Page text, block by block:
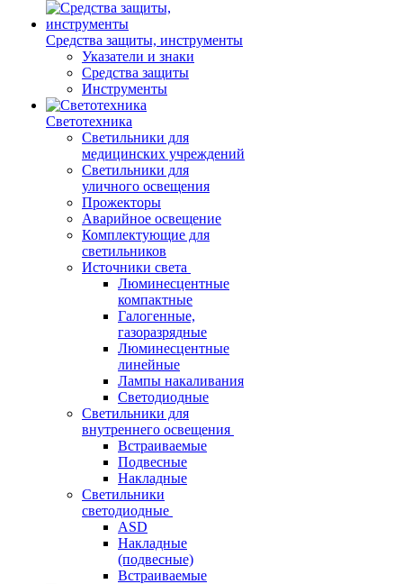
Средства защиты, инструменты
Указатели и знаки
Средства защиты
Инструменты
Светотехника
Светильники для
медицинских учреждений
Светильники для
уличного освещения
Прожекторы
Аварийное освещение
Комплектующие для
светильников
Источники света
Люминесцентные
компактные
Галогенные,
газоразрядные
Люминесцентные
линейные
Лампы накаливания
Светодиодные
Светильники для
внутреннего освещения
Встраиваемые
Подвесные
Накладные
Светильники
светодиодные
ASD
Накладные
(подвесные)
Встраиваемые